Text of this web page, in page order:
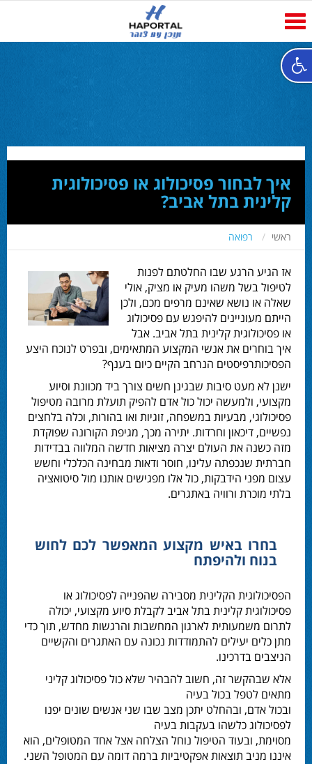
Toggle
navigation
איך לבחור פסיכולוג או פסיכולוגית
קלינית בתל אביב?
ראשי רפואה
אז הגיע הרגע שבו החלטתם לפנות
לטיפול בשל משהו מעיק או מציק, אולי
שאלה או נושא שאינם מרפים מכם, ולכן
הייתם מעוניינים להיפגש עם פסיכולוג
או פסיכולוגית קלינית בתל אביב. אבל
איך בוחרים את אנשי המקצוע המתאימים, ובפרט לנוכח היצע
הפסיכותרפיסטים הנרחב הקיים כיום בענף?
ישנן לא מעט סיבות שבגינן חשים צורך ביד מכוונת וסיוע
מקצועי, ולמעשה יכול כול אדם להפיק תועלת מרובה מטיפול
פסיכולוגי, מבעיות במשפחה, זוגיות ואו בהורות, וכלה בלחצים
נפשיים, דיכאון וחרדות. יתירה מכך, מגיפת הקורונה שפוקדת
מזה כשנה את העולם יצרה מציאות חדשה המלווה בבדידות
חברתית שנכפתה עלינו, חוסר ודאות מבחינה הכלכלי וחשש
עצום מפני הידבקות, כול אלו מפגישים אותנו מול סיטואציה
בלתי מוכרת ורוויה באתגרים.
בחרו באיש מקצוע המאפשר לכם לחוש
בנוח ולהיפתח
הפסיכולוגית הקלינית מסבירה שהפנייה לפסיכולוג או
פסיכולוגית קלינית בתל אביבלקבלת סיוע מקצועי, יכולה
לתרום משמעותית לארגון המחשבות והרגשות מחדש, תוך כדי
מתן כלים יעילים להתמודדות נכונה עם האתגרים והקשיים
הניצבים בדרכינו.
אלא שבהקשר זה, חשוב להבהיר שלא כול פסיכולוג קליני
מתאים לטפל בכול בעיה
ובכול אדם, ובהחלט יתכן מצב שבו שני אנשים שונים יפנו
לפסיכולוג כלשהו בעקבות בעיה
מסוימת, ובעוד הטיפול נוחל הצלחה אצל אחד המטופלים, הוא
איננו מניב תוצאות אפקטיביות ברמה דומה עם המטופל השני.